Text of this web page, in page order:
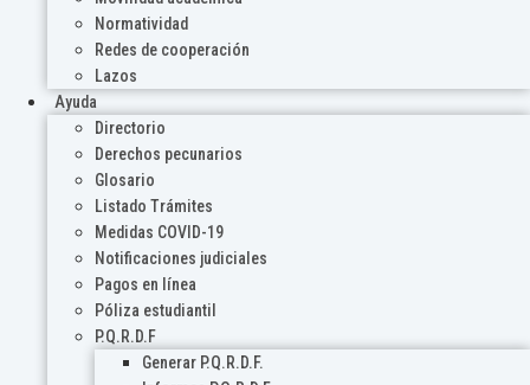
Normatividad
Redes de cooperación
Lazos
Ayuda
Directorio
Derechos pecunarios
Glosario
Listado Trámites
Medidas COVID-19
Notificaciones judiciales
Pagos en línea
Póliza estudiantil
P.Q.R.D.F
Generar P.Q.R.D.F.